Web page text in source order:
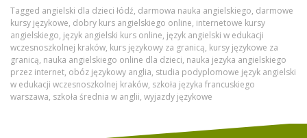
Tagged angielski dla dzieci łódź, darmowa nauka angielskiego, darmowe
kursy językowe, dobry kurs angielskiego online, internetowe kursy
angielskiego, język angielski kurs online, język angielski w edukacji
wczesnoszkolnej kraków, kurs językowy za granicą, kursy językowe za
granicą, nauka angielskiego online dla dzieci, nauka jezyka angielskiego
przez internet, obóz językowy anglia, studia podyplomowe język angielski
w edukacji wczesnoszkolnej kraków, szkoła języka francuskiego
warszawa, szkoła średnia w anglii, wyjazdy językowe